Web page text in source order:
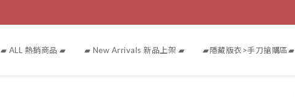
▰ ALL 熱銷商品 ▰ ▰ New Arrivals 新品上架 ▰ ▰隱藏版衣>手刀搶購區▰